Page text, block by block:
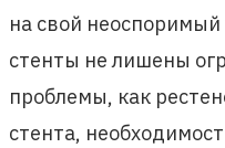
на свой
стенты не лишены
проблемы, как
стента,